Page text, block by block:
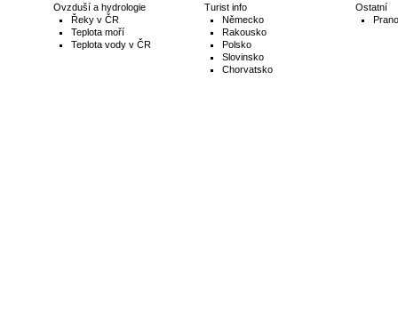
Ovzduší a hydrologie
Řeky v ČR
Teplota moří
Teplota vody v ČR
Turist info
Německo
Rakousko
Polsko
Slovinsko
Chorvatsko
Ostatní